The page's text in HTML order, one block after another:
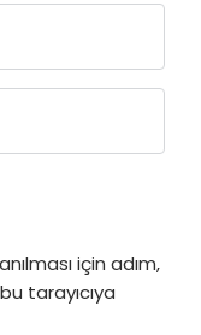
için adım,
tarayıcıya